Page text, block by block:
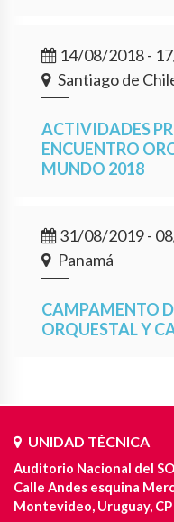
14/08/2018 -
Santiago de
ACTIVIDADES
ENCUENTRO
MUNDO 2018
31/08/2019 -
Panamá
CAMPAMENTO
ORQUESTAL Y
UNIDAD TÉCNICA
Auditorio Nacional del
Calle Andes esquina
Montevideo, Uruguay, CP